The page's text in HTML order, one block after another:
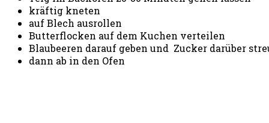
kräftig kneten
auf Blech ausrollen
Butterflocken auf dem Kuchen verteilen
Blaubeeren darauf geben und Zucker darüber
dann ab in den Ofen